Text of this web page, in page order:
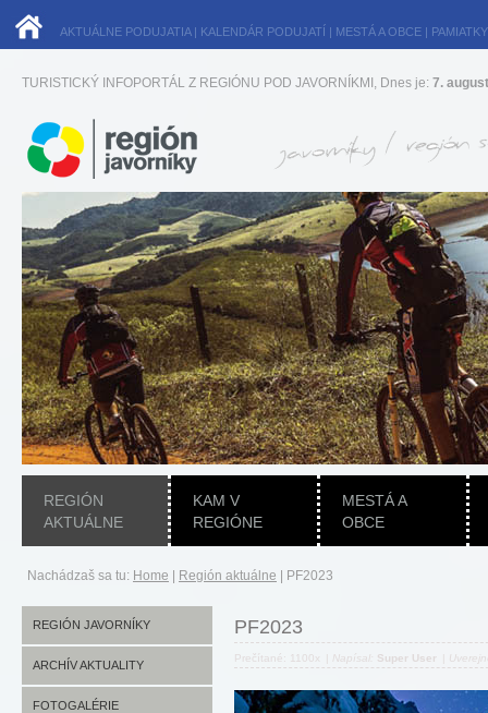
AKTUÁLNE PODUJATIA| KALENDÁR PODUJATÍ | MESTÁ A OBCE | PAMIATKY
TURISTICKÝ INFOPORTÁL Z REGIÓNU POD JAVORNÍKMI, Dnes je: 7.
REGIÓN
AKTUÁLNE
KAM V
REGIÓNE
MESTÁ A
OBCE
Nachádzaš sa tu: Home Región aktuálne PF2023
REGIÓN JAVORNÍKY
ARCHÍV AKTUALITY
FOTOGALÉRIE
PF2023
Prečítané: 1100x Napísal: Super User